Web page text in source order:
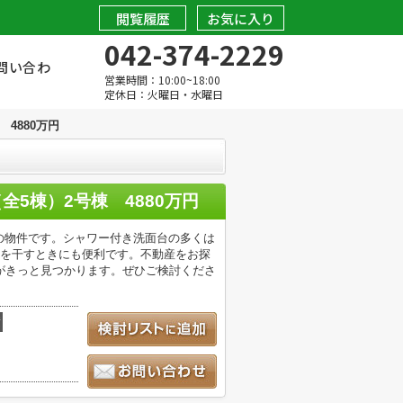
閲覧履歴 お気に入り
い合わ 042-374-2229
営業時間：10:00~18:00
定休日：火曜日・水曜日
4880万円
5棟）2号棟 4880万円
件です。シャワー付き洗面台の多くは
干すときにも便利です。不動産をお探
っと見つかります。ぜひご検討くださ